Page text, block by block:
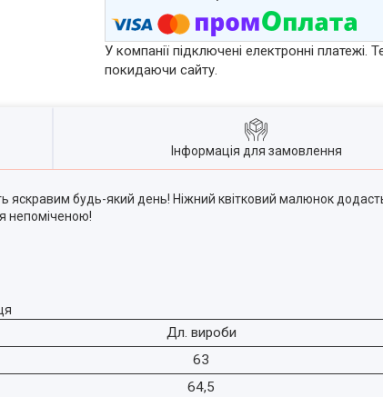
У компанії підключені електронні
покидаючи сайту.
Інформація для замовлення
яскравим будь-який день! Ніжний квітковий малюнок
непоміченою!
Дл. вироби
63
64,5